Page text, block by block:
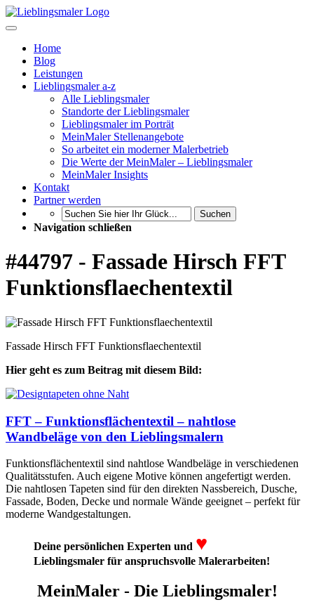
Home
Blog
Leistungen
Lieblingsmaler a-z
Alle Lieblingsmaler
Standorte der Lieblingsmaler
Lieblingsmaler im Porträt
MeinMaler Stellenangebote
So arbeitet ein moderner Malerbetrieb
Die Werte der MeinMaler – Lieblingsmaler
MeinMaler Insights
Kontakt
Partner werden
Suchen
Navigation schließen
#44797 - Fassade Hirsch FFT
Funktionsflaechentextil
Fassade Hirsch FFT Funktionsflaechentextil
Hier geht es zum Beitrag mit diesem Bild:
FFT – Funktionsflächentextil – nahtlose
Wandbeläge von den Lieblingsmalern
Funktionsflächentextil sind nahtlose Wandbeläge in verschiedenen
Qualitätsstufen. Auch eigene Motive können angefertigt werden.
Die nahtlosen Tapeten sind für den direkten Nassbereich, Dusche,
Fassade, Boden, Decke und normale Wände geeignet – perfekt für
moderne Wandgestaltungen.
Deine persönlichen Experten und ♥
Lieblingsmaler für anspruchsvolle Malerarbeiten!
MeinMaler - Die Lieblingsmaler!